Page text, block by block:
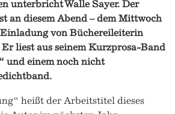
unterbricht Walle Sayer. Der
an diesem Abend – dem Mittwoch
Einladung von Büchereileiterin
liest aus seinem Kurzprosa-Band
und einem noch nicht
heißt der Arbeitstitel dieses